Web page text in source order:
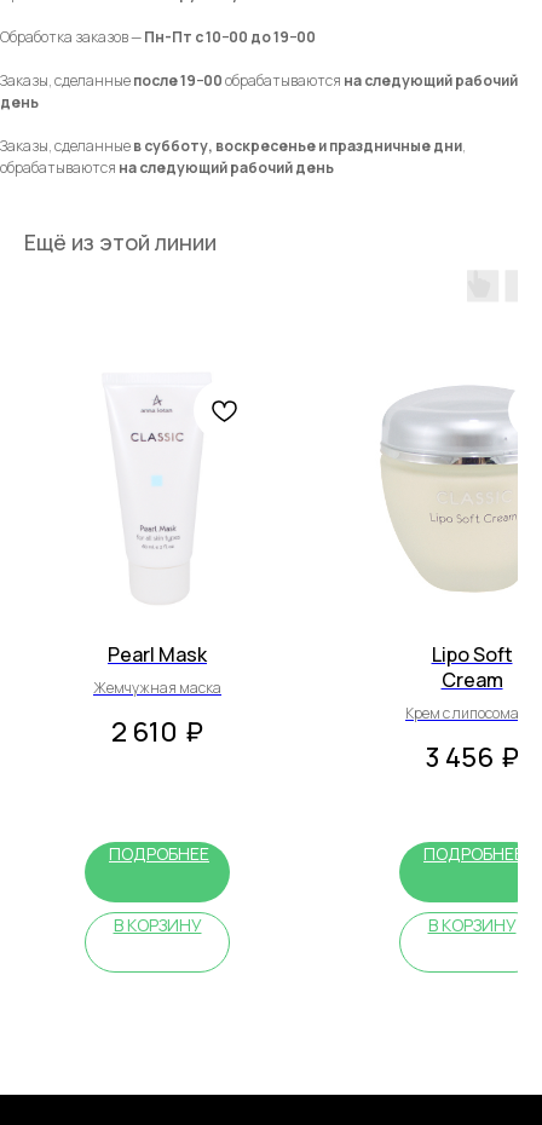
Обработка заказов —Пн-Пт с 10−00 до 19−00
Заказы, сделанныепосле 19−00обрабатываются на следующий рабочий
день
Заказы, сделанныев субботу, воскресенье и праздничные дни,
обрабатываются на следующий рабочий день
Ещё из этой линии
Pearl Mask
Жемчужная маска
2 610 ₽
ПОДРОБНЕЕ
В КОРЗИНУ
Lipo Soft
Cream
Крем с липосомами
3 456 ₽
ПОДРОБНЕЕ
В КОРЗИНУ